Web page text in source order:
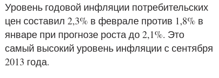
Уровень годовой инфляции потребительских
цен составил 2,3% в феврале против 1,8% в
январе при прогнозе роста до 2,1%. Это
самый высокий уровень инфляции с сентября
2013 года.